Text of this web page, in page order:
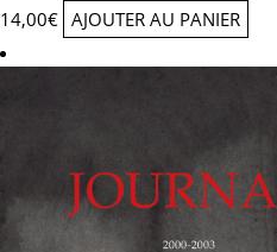
14,00€ AJOUTER AU PANIER